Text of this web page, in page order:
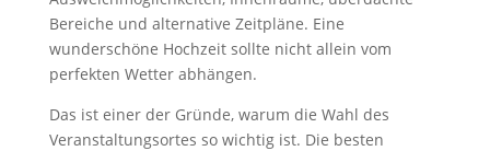
Bereiche und alternative Zeitpläne. Eine
wunderschöne Hochzeit sollte nicht allein vom
perfekten Wetter abhängen.
Das ist einer der Gründe, warum die Wahl des
Veranstaltungsortes so wichtig ist. Die besten